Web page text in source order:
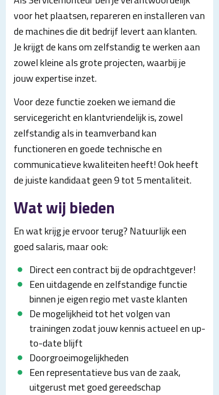
voor het plaatsen, repareren en installeren van
de machines die dit bedrijf levert aan klanten.
Je krijgt de kans om zelfstandig te werken aan
zowel kleine als grote projecten, waarbij je
jouw expertise inzet.
Voor deze functie zoeken we iemand die
servicegericht en klantvriendelijk is, zowel
zelfstandig als in teamverband kan
functioneren en goede technische en
communicatieve kwaliteiten heeft! Ook heeft
de juiste kandidaat geen 9 tot 5 mentaliteit.
Wat wij bieden
En wat krijg je ervoor terug? Natuurlijk een
goed salaris, maar ook:
Direct een contract bij de opdrachtgever!
Een uitdagende en zelfstandige functie
binnen je eigen regio met vaste klanten
De mogelijkheid tot het volgen van
trainingen zodat jouw kennis actueel en up-
to-date blijft
Doorgroeimogelijkheden
Een representatieve bus van de zaak,
uitgerust met goed gereedschap